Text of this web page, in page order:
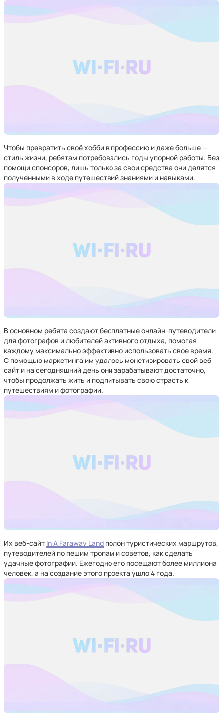
Чтобы превратить своё хобби в профессию и даже больше —
стиль жизни, ребятам потребовались годы упорной работы. Без
помощи спонсоров, лишь только за свои средства они делятся
полученными в ходе путешествий знаниями и навыками.
В основном ребята создают бесплатные онлайн-путеводители
для фотографов и любителей активного отдыха, помогая
каждому максимально эффективно использовать свое время.
С помощью маркетинга им удалось монетизировать свой веб-
сайт и на сегодняшний день они зарабатывают достаточно,
чтобы продолжать жить и подпитывать свою страсть к
путешествиям и фотографии.
Их веб-сайт In A Faraway Land полон туристических маршрутов,
путеводителей по пешим тропам и советов, как сделать
удачные фотографии. Ежегодно его посещают более миллиона
человек, а на создание этого проекта ушло 4 года.